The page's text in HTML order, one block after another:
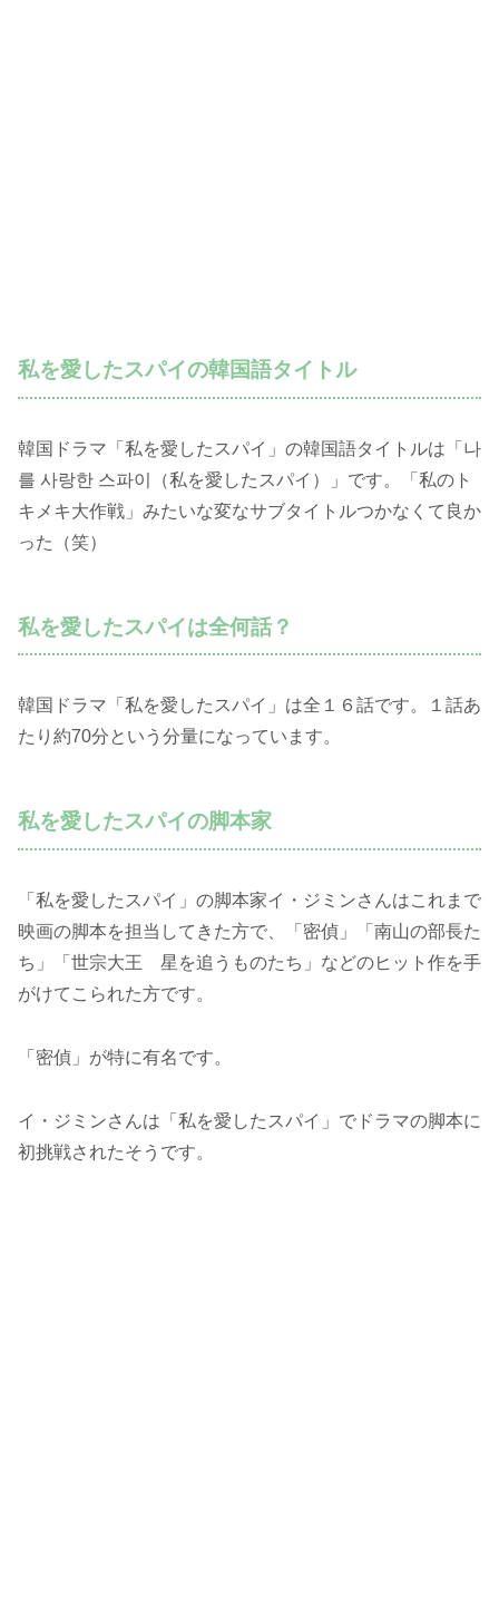
私を愛したスパイの韓国語タイトル
韓国ドラマ「私を愛したスパイ」の韓国語タイトルは「나
를 사랑한 스파이（私を愛したスパイ）」です。「私のト
キメキ大作戦」みたいな変なサブタイトルつかなくて良か
った（笑）
私を愛したスパイは全何話？
韓国ドラマ「私を愛したスパイ」は全１６話です。１話あ
たり約70分という分量になっています。
私を愛したスパイの脚本家
「私を愛したスパイ」の脚本家イ・ジミンさんはこれまで
映画の脚本を担当してきた方で、「密偵」「南山の部長た
ち」「世宗大王 星を追うものたち」などのヒット作を手
がけてこられた方です。
「密偵」が特に有名です。
イ・ジミンさんは「私を愛したスパイ」でドラマの脚本に
初挑戦されたそうです。